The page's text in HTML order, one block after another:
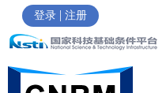
登录 | 注册